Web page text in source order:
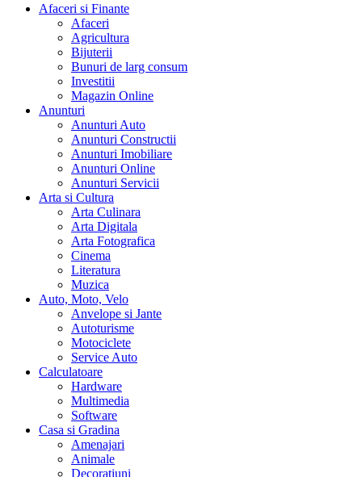
Afaceri si Finante
Afaceri
Agricultura
Bijuterii
Bunuri de larg consum
Investitii
Magazin Online
Anunturi
Anunturi Auto
Anunturi Constructii
Anunturi Imobiliare
Anunturi Online
Anunturi Servicii
Arta si Cultura
Arta Culinara
Arta Digitala
Arta Fotografica
Cinema
Literatura
Muzica
Auto, Moto, Velo
Anvelope si Jante
Autoturisme
Motociclete
Service Auto
Calculatoare
Hardware
Multimedia
Software
Casa si Gradina
Amenajari
Animale
Decoratiuni